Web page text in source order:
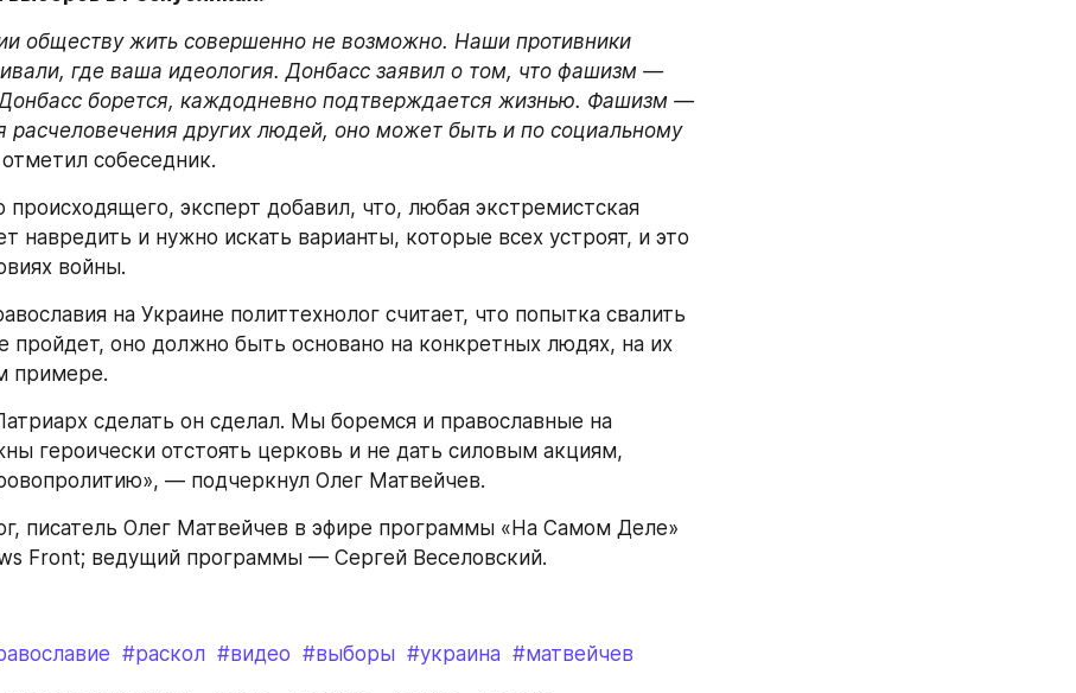
обществу жить совершенно не возможно. Наши противники
где ваша идеология. Донбасс заявил о том, что фашизм —
борется, каждодневно подтверждается жизнью. Фашизм —
расчеловечения других людей, оно может быть и по социальному
собеседник.
происходящего, эксперт добавил, что, любая экстремистская
навредить и нужно искать варианты, которые всех устроят, и это
войны.
на Украине политтехнолог считает, что попытка свалить
пройдет, оно должно быть основано на конкретных людях, на их
примере.
сделать он сделал. Мы боремся и православные на
героически отстоять церковь и не дать силовым акциям,
— подчеркнул Олег Матвейчев.
писатель Олег Матвейчев в эфире программы «На Самом Деле»
Front; ведущий программы — Сергей Веселовский.
#раскол #видео #выборы #украина #матвейчев